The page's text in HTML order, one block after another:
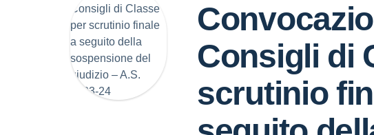
Consigli di
scrutinio